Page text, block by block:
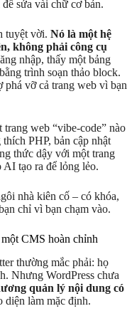
sửa vài chữ cơ bản.
tuyệt vời. Nó là một hệ
không phải công cụ
nhập, thấy một bảng
trình soạn thảo block.
vỡ cả trang web vì bạn
web “vibe-code” nào
PHP, bản cập nhật
thức dậy với một trang
tạo ra để lỏng lẻo.
nhà kiên cố – có khóa,
chỉ vì bạn chạm vào.
CMS hoàn chỉnh
thường mắc phải: họ
Nhưng WordPress chưa
quản lý nội dung có
diện làm mặc định.